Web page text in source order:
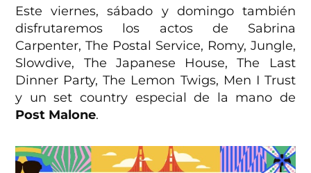
Este viernes, sábado y domingo también
disfrutaremos los actos de Sabrina
Carpenter, The Postal Service, Romy, Jungle,
Slowdive, The Japanese House, The Last
Dinner Party, The Lemon Twigs, Men I Trust
y un set country especial de la mano de
Post Malone.